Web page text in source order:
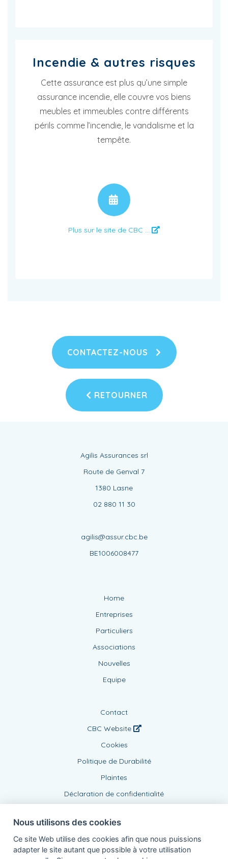
Incendie & autres risques
Cette assurance est plus qu’une simple
assurance incendie, elle couvre vos biens
meubles et immeubles contre différents
périls comme l’incendie, le vandalisme et la
tempête.
Plus sur le site de CBC ...
CONTACTEZ-NOUS
RETOURNER
Agilis Assurances srl
Route de Genval 7
1380 Lasne
02 880 11 30
agilis@assur.cbc.be
BE1006008477
Home
Entreprises
Particuliers
Associations
Nouvelles
Equipe
Contact
CBC Website
Cookies
Politique de Durabilité
Plaintes
Déclaration de confidentialité
Nous utilisons des cookies
Ce site Web utilise des cookies afin que nous puissions
adapter le site autant que possible à votre utilisation